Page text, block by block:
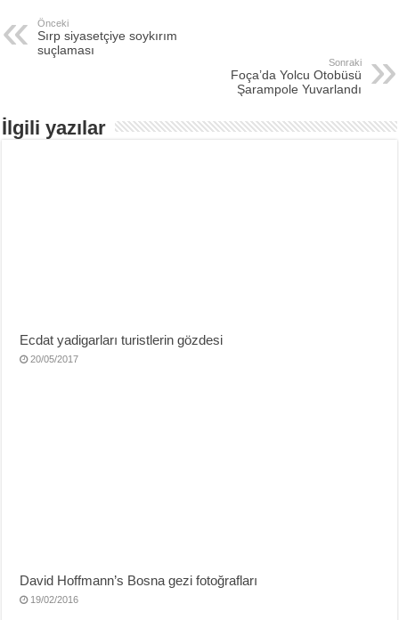
Önceki
Sırp siyasetçiye soykırım
suçlaması
Sonraki
Foça’da Yolcu Otobüsü
Şarampole Yuvarlandı
İlgili yazılar
Ecdat yadigarları turistlerin gözdesi
20/05/2017
David Hoffmann’s Bosna gezi fotoğrafları
19/02/2016